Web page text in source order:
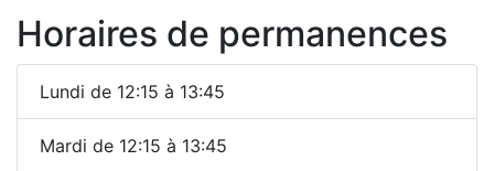
Horaires de permanences
Lundi de 12:15 à 13:45
Mardi de 12:15 à 13:45